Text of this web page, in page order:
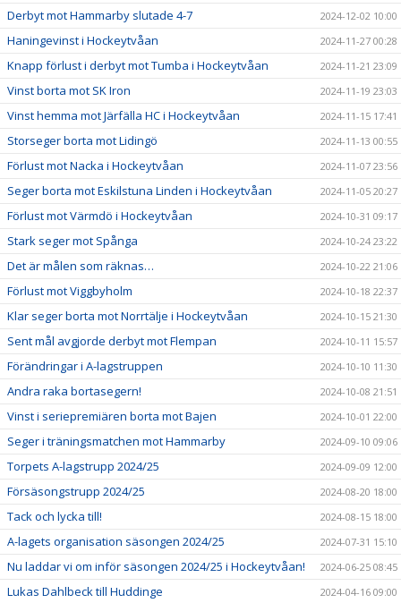
Derbyt mot Hammarby slutade 4-7 2024-12-02 10:00
Haningevinst i Hockeytvåan 2024-11-27 00:28
Knapp förlust i derbyt mot Tumba i Hockeytvåan 2024-11-21 23:09
Vinst borta mot SK Iron 2024-11-19 23:03
Vinst hemma mot Järfälla HC i Hockeytvåan 2024-11-15 17:41
Storseger borta mot Lidingö 2024-11-13 00:55
Förlust mot Nacka i Hockeytvåan 2024-11-07 23:56
Seger borta mot Eskilstuna Linden i Hockeytvåan 2024-11-05 20:27
Förlust mot Värmdö i Hockeytvåan 2024-10-31 09:17
Stark seger mot Spånga 2024-10-24 23:22
Det är målen som räknas… 2024-10-22 21:06
Förlust mot Viggbyholm 2024-10-18 22:37
Klar seger borta mot Norrtälje i Hockeytvåan 2024-10-15 21:30
Sent mål avgjorde derbyt mot Flempan 2024-10-11 15:57
Förändringar i A-lagstruppen 2024-10-10 11:30
Andra raka bortasegern! 2024-10-08 21:51
Vinst i seriepremiären borta mot Bajen 2024-10-01 22:00
Seger i träningsmatchen mot Hammarby 2024-09-10 09:06
Torpets A-lagstrupp 2024/25 2024-09-09 12:00
Försäsongstrupp 2024/25 2024-08-20 18:00
Tack och lycka till! 2024-08-15 18:00
A-lagets organisation säsongen 2024/25 2024-07-31 15:10
Nu laddar vi om inför säsongen 2024/25 i Hockeytvåan! 2024-06-25 08:45
Lukas Dahlbeck till Huddinge 2024-04-16 09:00